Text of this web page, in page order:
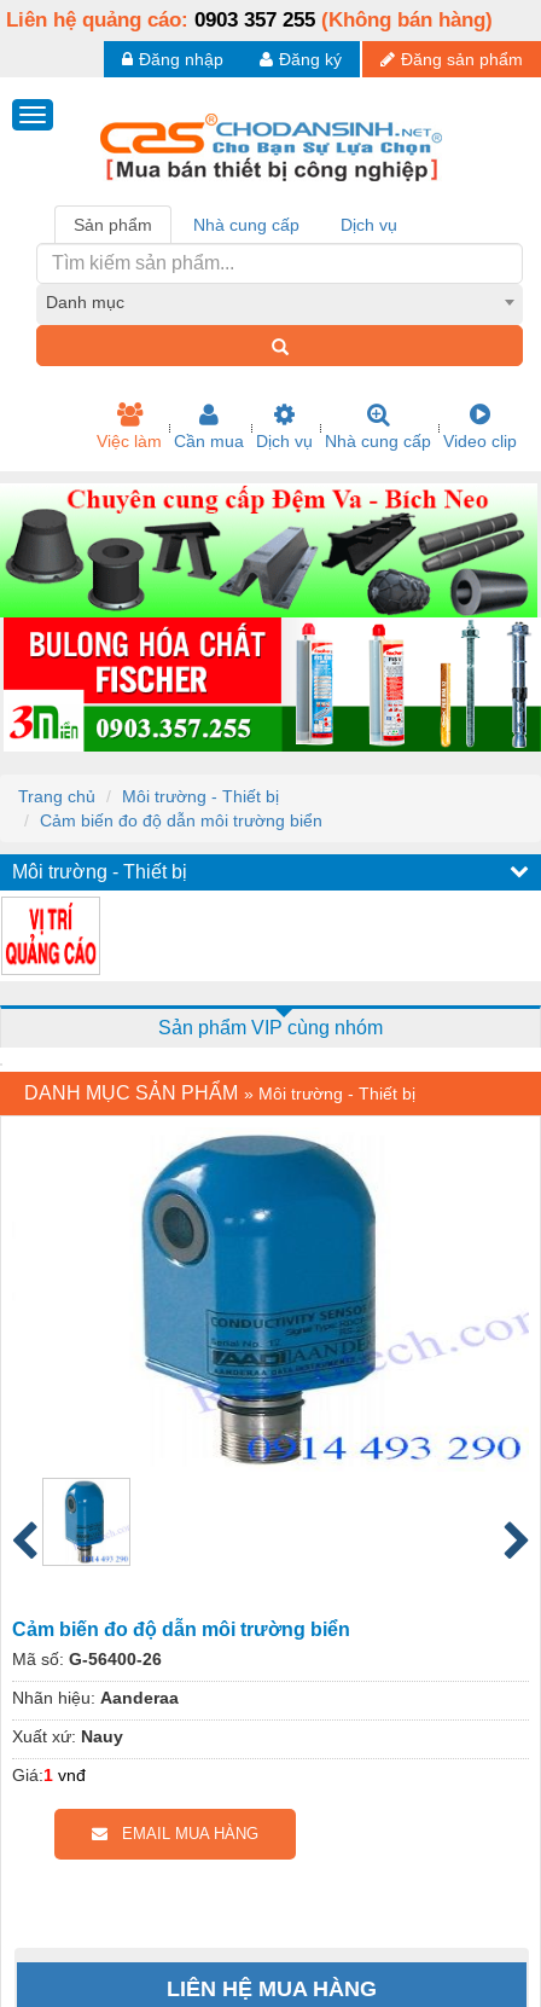
Liên hệ quảng cáo: 0903 357 255 (Không bán hàng)
Đăng sản phẩm
Đăng ký
Đăng nhập
Sản phẩm Nhà cung cấp Dịch vụ
Danh mục
Việc làm Cần mua Dịch vụ Nhà cung cấp Video clip
Trang chủ
Môi trường - Thiết bị
Cảm biến đo độ dẫn môi trường biển
Môi trường - Thiết bị
Sản phẩm VIP cùng nhóm
DANH MỤC SẢN PHẨM » Môi trường - Thiết bị
Cảm biến đo độ dẫn môi trường biển
Mã số: G-56400-26
Nhãn hiệu: Aanderaa
Xuất xứ: Nauy
Giá:1 vnđ
EMAIL MUA HÀNG
LIÊN HỆ MUA HÀNG